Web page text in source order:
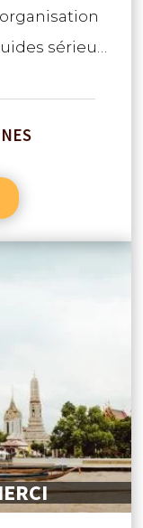
sérieux
éléphants
Le
à nos
Bref c’était
votre
sérieux,
Khaa A
Nous